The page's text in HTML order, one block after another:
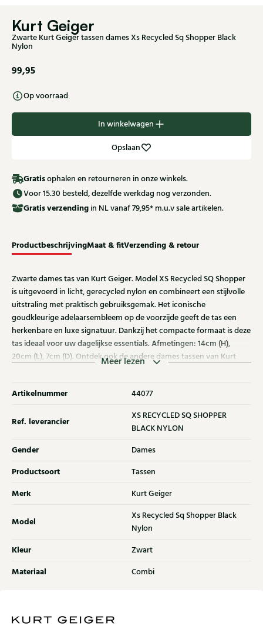
Kurt Geiger
Zwarte Kurt Geiger tassen dames Xs Recycled Sq Shopper Black
Nylon
99,95
Op voorraad
In winkelwagen
Opslaan
Gratisophalen en retourneren in onze winkels.
Voor 15.30 besteld, dezelfde werkdag nog verzonden.
Gratisverzending in NL vanaf 79,95* m.u.v sale artikelen.
ProductbeschrijvingMaat & fitVerzending & retour
Zwarte dames tas van Kurt Geiger. Model XS Recycled SQ Shopper
is uitgevoerd in licht, gerecycled nylon en combineert een stijlvolle
uitstraling met praktisch gebruiksgemak. Het iconische
goudkleurige adelaarsembleem op de voorzijde geeft de tas een
herkenbare en luxe signatuur. Dankzij het compacte formaat is deze
tas ideaal voor uw dagelijkse essentials. Afmetingen: 14cm (H),
20cm (L), 7cm (D). Ontdek ook de andere dames tassen van Kurt
Meer lezen
Artikelnummer 44077
Ref. leverancier
XS RECYCLED SQ SHOPPER
BLACK NYLON
Gender Dames
Productsoort Tassen
Merk Kurt Geiger
Model
Xs Recycled Sq Shopper Black
Nylon
Kleur Zwart
Materiaal Combi